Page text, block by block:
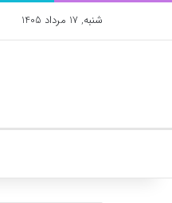
شنبه, 17 مرداد 1405